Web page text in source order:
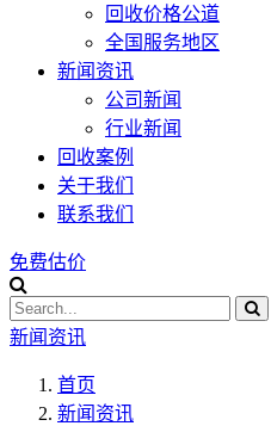
回收价格公道
全国服务地区
新闻资讯
公司新闻
行业新闻
回收案例
关于我们
联系我们
免费估价
新闻资讯
首页
新闻资讯